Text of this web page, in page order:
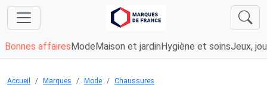
Bonnes affaires Mode Maison et jardin Hygiène et soinsJeux,
Accueil Marques Mode Chaussures